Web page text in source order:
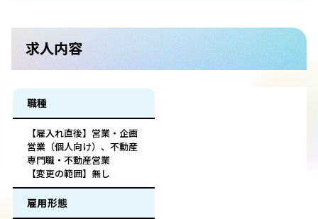
求人内容
職種
【雇入れ直後】営業・企画
営業（個人向け）、不動産
専門職・不動産営業
【変更の範囲】無し
雇用形態